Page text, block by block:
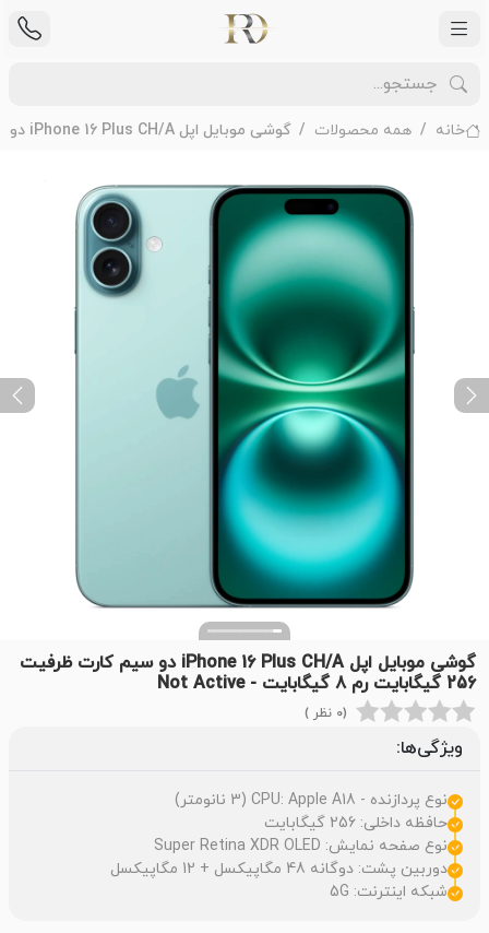
خانه همه محصولات گوشی موبایل اپل iPhone 16 Plus CH/A دو سیم کارت ظرفیت 256 گیگابایت رم 8 گیگابایت - Not Active
Previous
گوشی موبایل اپل iPhone 16 Plus CH/A دو سیم کارت ظرفیت
256 گیگابایت رم 8 گیگابایت - Not Active
(0 نظر )
ویژگی‌ها:
نوع پردازنده - CPU: Apple A18 (3 نانومتر)
حافظه داخلی: 256 گیگابایت
نوع صفحه نمایش: Super Retina XDR OLED
دوربین پشت: دوگانه 48 مگاپیکسل + 12 مگاپیکسل
شبکه اینترنت: 5G